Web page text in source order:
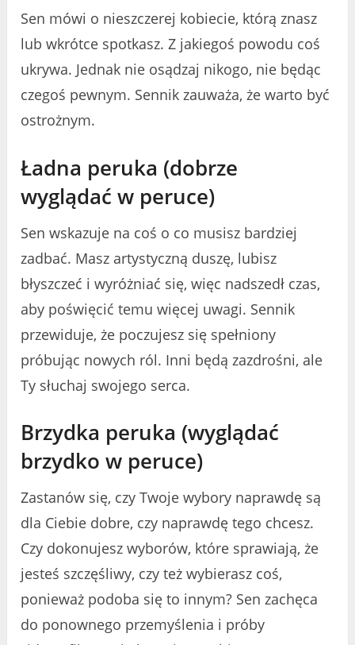
Sen mówi o nieszczerej kobiecie, którą znasz
lub wkrótce spotkasz. Z jakiegoś powodu coś
ukrywa. Jednak nie osądzaj nikogo, nie będąc
czegoś pewnym. Sennik zauważa, że warto być
ostrożnym.
Ładna peruka (dobrze
wyglądać w peruce)
Sen wskazuje na coś o co musisz bardziej
zadbać. Masz artystyczną duszę, lubisz
błyszczeć i wyróżniać się, więc nadszedł czas,
aby poświęcić temu więcej uwagi. Sennik
przewiduje, że poczujesz się spełniony
próbując nowych ról. Inni będą zazdrośni, ale
Ty słuchaj swojego serca.
Brzydka peruka (wyglądać
brzydko w peruce)
Zastanów się, czy Twoje wybory naprawdę są
dla Ciebie dobre, czy naprawdę tego chcesz.
Czy dokonujesz wyborów, które sprawiają, że
jesteś szczęśliwy, czy też wybierasz coś,
ponieważ podoba się to innym? Sen zachęca
do ponownego przemyślenia i próby